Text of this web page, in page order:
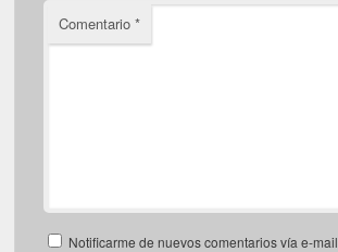
Comentario*
Notificarme de nuevos comentarios vía e-mail